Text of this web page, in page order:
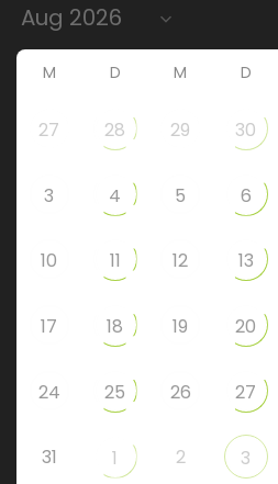
M D M D
27 28 29 30
3 4 5 6
10 11 12 13
17 18 19 20
24 25 26 27
31 1 2 3